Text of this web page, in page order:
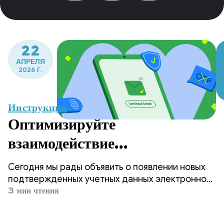
22
АПРЕЛЯ
2026 Г.
Инструкции
Оптимизируйте
взаимодействие
пользователей с системой
проверки электронной почты
Сегодня мы рады объявить о появлении новых
подтвержденных учетных данных электронной
почты, выданных Google, которые
3 мин чтения